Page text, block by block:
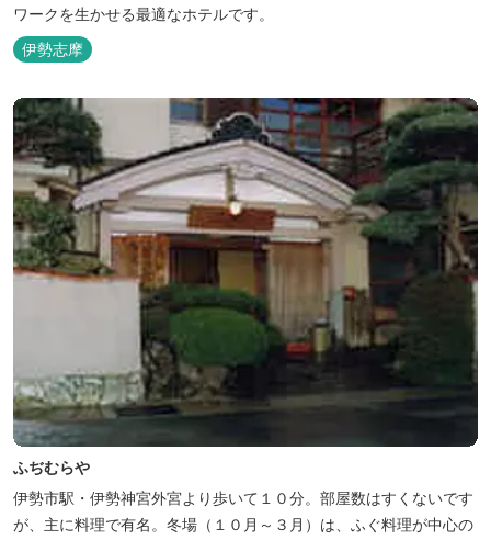
ワークを生かせる最適なホテルです。
伊勢志摩
ふぢむらや
伊勢市駅・伊勢神宮外宮より歩いて１０分。部屋数はすくないです
が、主に料理で有名。冬場（１０月～３月）は、ふぐ料理が中心の